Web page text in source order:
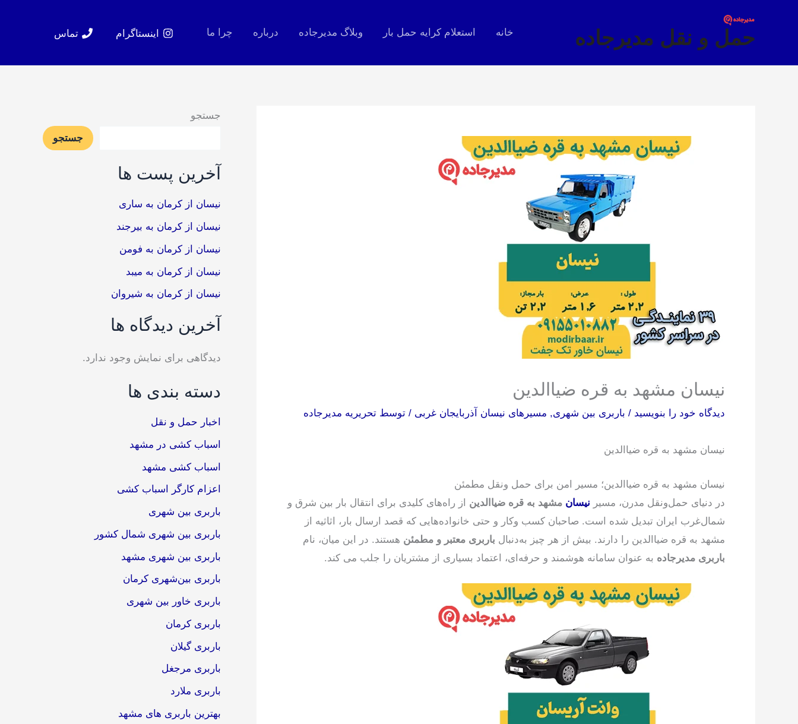
حمل و نقل مدیرجاده خانه استعلام کرایه حمل بار وبلاگ مدیرجاده درباره چرا ما اینستاگرام تماس
نیسان مشهد به قره ضیاالدین
دیدگاه‌ خود را بنویسید / باربری بین شهری, مسیرهای نیسان آذربایجان غربی / توسط تحریریه مدیرجاده
نیسان مشهد به قره ضیاالدین
نیسان مشهد به قره ضیاالدین؛ مسیر امن برای حمل ونقل مطمئن
در دنیای حمل‌ونقل مدرن، مسیر نیسان مشهد به قره ضیاالدین از راه‌های کلیدی برای انتقال بار بین شرق و
شمال‌غرب ایران تبدیل شده است. صاحبان کسب وکار و حتی خانواده‌هایی که قصد ارسال بار، اثاثیه از
مشهد به قره ضیاالدین را دارند. بیش از هر چیز به‌دنبال باربری معتبر و مطمئن هستند. در این میان، نام
باربری مدیرجاده به عنوان سامانه هوشمند و حرفه‌ای، اعتماد بسیاری از مشتریان را جلب می کند.
جستجو
جستجو
آخرین پست ها
نیسان از کرمان به ساری
نیسان از کرمان به بیرجند
نیسان از کرمان به فومن
نیسان از کرمان به میبد
نیسان از کرمان به شیروان
آخرین دیدگاه ها
دیدگاهی برای نمایش وجود ندارد.
دسته بندی ها
اخبار حمل و نقل
اسباب کشی در مشهد
اسباب کشی مشهد
اعزام کارگر اسباب کشی
باربری بین شهری
باربری بین شهری شمال کشور
باربری بین شهری مشهد
باربری بین‌شهری کرمان
باربری خاور بین شهری
باربری کرمان
باربری گیلان
باربری مرجغل
باربری ملارد
بهترین باربری های مشهد